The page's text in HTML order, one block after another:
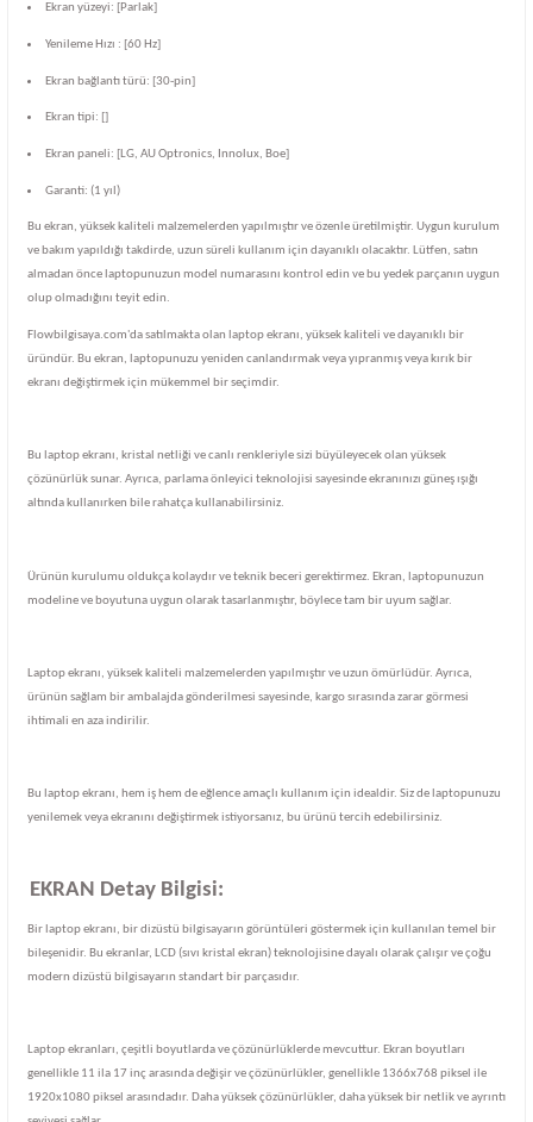
Ekran yüzeyi: [Parlak]
Yenileme Hızı : [60 Hz]
Ekran bağlantı türü: [30-pin]
Ekran tipi: []
Ekran paneli: [LG, AU Optronics, Innolux, Boe]
Garanti: (1 yıl)
Bu ekran, yüksek kaliteli malzemelerden yapılmıştır ve özenle üretilmiştir. Uygun kurulum
ve bakım yapıldığı takdirde, uzun süreli kullanım için dayanıklı olacaktır. Lütfen, satın
almadan önce laptopunuzun model numarasını kontrol edin ve bu yedek parçanın uygun
olup olmadığını teyit edin.
Flowbilgisaya.com'da satılmakta olan laptop ekranı, yüksek kaliteli ve dayanıklı bir
üründür. Bu ekran, laptopunuzu yeniden canlandırmak veya yıpranmış veya kırık bir
ekranı değiştirmek için mükemmel bir seçimdir.
Bu laptop ekranı, kristal netliği ve canlı renkleriyle sizi büyüleyecek olan yüksek
çözünürlük sunar. Ayrıca, parlama önleyici teknolojisi sayesinde ekranınızı güneş ışığı
altında kullanırken bile rahatça kullanabilirsiniz.
Ürünün kurulumu oldukça kolaydır ve teknik beceri gerektirmez. Ekran, laptopunuzun
modeline ve boyutuna uygun olarak tasarlanmıştır, böylece tam bir uyum sağlar.
Laptop ekranı, yüksek kaliteli malzemelerden yapılmıştır ve uzun ömürlüdür. Ayrıca,
ürünün sağlam bir ambalajda gönderilmesi sayesinde, kargo sırasında zarar görmesi
ihtimali en aza indirilir.
Bu laptop ekranı, hem iş hem de eğlence amaçlı kullanım için idealdir. Siz de laptopunuzu
yenilemek veya ekranını değiştirmek istiyorsanız, bu ürünü tercih edebilirsiniz.
EKRAN Detay Bilgisi:
Bir laptop ekranı, bir dizüstü bilgisayarın görüntüleri göstermek için kullanılan temel bir
bileşenidir. Bu ekranlar, LCD (sıvı kristal ekran) teknolojisine dayalı olarak çalışır ve çoğu
modern dizüstü bilgisayarın standart bir parçasıdır.
Laptop ekranları, çeşitli boyutlarda ve çözünürlüklerde mevcuttur. Ekran boyutları
genellikle 11 ila 17 inç arasında değişir ve çözünürlükler, genellikle 1366x768 piksel ile
1920x1080 piksel arasındadır. Daha yüksek çözünürlükler, daha yüksek bir netlik ve ayrıntı